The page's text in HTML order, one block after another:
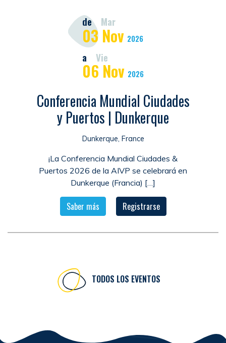
de Mar
03 Nov 2026
a Vie
06 Nov 2026
Conferencia Mundial Ciudades
y Puertos | Dunkerque
Dunkerque, France
¡La Conferencia Mundial Ciudades &
Puertos 2026 de la AIVP se celebrará en
Dunkerque (Francia) […]
Saber más Registrarse
TODOS LOS EVENTOS